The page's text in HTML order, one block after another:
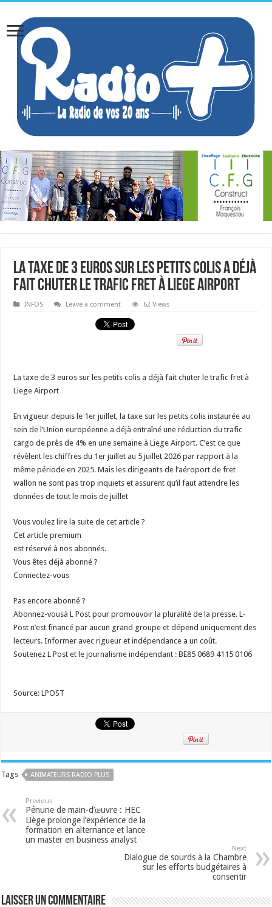
La taxe de 3 euros sur les petits colis a déjà
fait chuter le trafic fret à Liege Airport
INFOS Leave a comment 62 Views
La taxe de 3 euros sur les petits colis a déjà fait chuter le trafic fret à
Liege Airport
En vigueur depuis le 1er juillet, la taxe sur les petits colis instaurée au
sein de l’Union européenne a déjà entraîné une réduction du trafic
cargo de près de 4% en une semaine à Liege Airport. C’est ce que
révèlent les chiffres du 1er juillet au 5 juillet 2026 par rapport à la
même période en 2025. Mais les dirigeants de l’aéroport de fret
wallon ne sont pas trop inquiets et assurent qu’il faut attendre les
données de tout le mois de juillet
Vous voulez lire la suite de cet article ?
Cet article premium
est réservé à nos abonnés.
Vous êtes déjà abonné ?
Connectez-vous
Pas encore abonné ?
Abonnez-vousà L Post pour promouvoir la pluralité de la presse. L-
Post n’est financé par aucun grand groupe et dépend uniquement des
lecteurs. Informer avec rigueur et indépendance a un coût.
Soutenez L Post et le journalisme indépendant : BE85 0689 4115 0106
Source: LPOST
Tags ANIMATEURS RADIO PLUS
Previous
Pénurie de main-d’œuvre : HEC
Liège prolonge l’expérience de la
formation en alternance et lance
un master en business analyst
Next
Dialogue de sourds à la Chambre
sur les efforts budgétaires à
consentir
Laisser un commentaire